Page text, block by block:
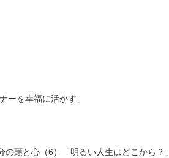
ーを幸福に活かす」
の頭と心（6）「明るい人生はどこから？」